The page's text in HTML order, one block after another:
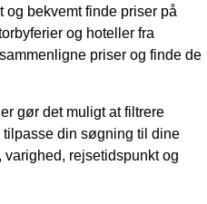
bekvemt finde priser på
og hoteller fra
priser og finde de
gør det muligt at filtrere
din søgning til dine
rejsetidspunkt og